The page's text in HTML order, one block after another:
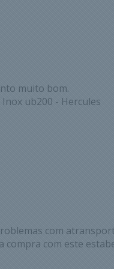
muito bom.
ub200 - Hercules
com
compra com este